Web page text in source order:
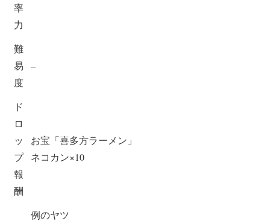
率
力
難
易
度
–
ド
ロ
ッ
プ
報
酬
お宝「喜多方ラーメン」
ネコカン×10
例のヤツ